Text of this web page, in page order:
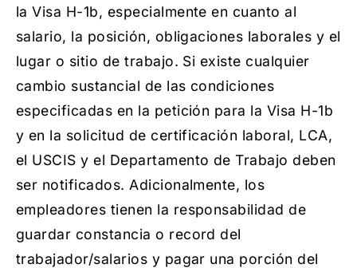
la Visa H-1b, especialmente en cuanto al
salario, la posición, obligaciones laborales y el
lugar o sitio de trabajo. Si existe cualquier
cambio sustancial de las condiciones
especificadas en la petición para la Visa H-1b
y en la solicitud de certificación laboral, LCA,
el USCIS y el Departamento de Trabajo deben
ser notificados. Adicionalmente, los
empleadores tienen la responsabilidad de
guardar constancia o record del
trabajador/salarios y pagar una porción del